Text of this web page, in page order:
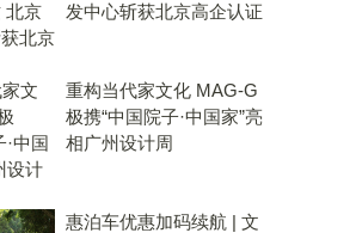
发中心斩获北京高企认证
重构当代家文化 MAG-G
极携“中国院子·中国家”亮
相广州设计周
惠泊车优惠加码续航 | 文